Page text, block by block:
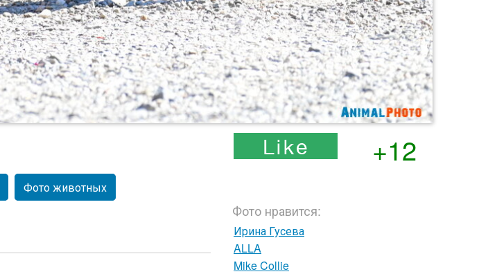
Фото животных
+12
Фото нравится:
Ирина Гусева
ALLA
Mike Collie